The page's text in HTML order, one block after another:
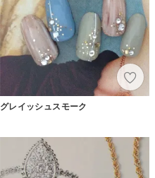
グレイッシュスモーク